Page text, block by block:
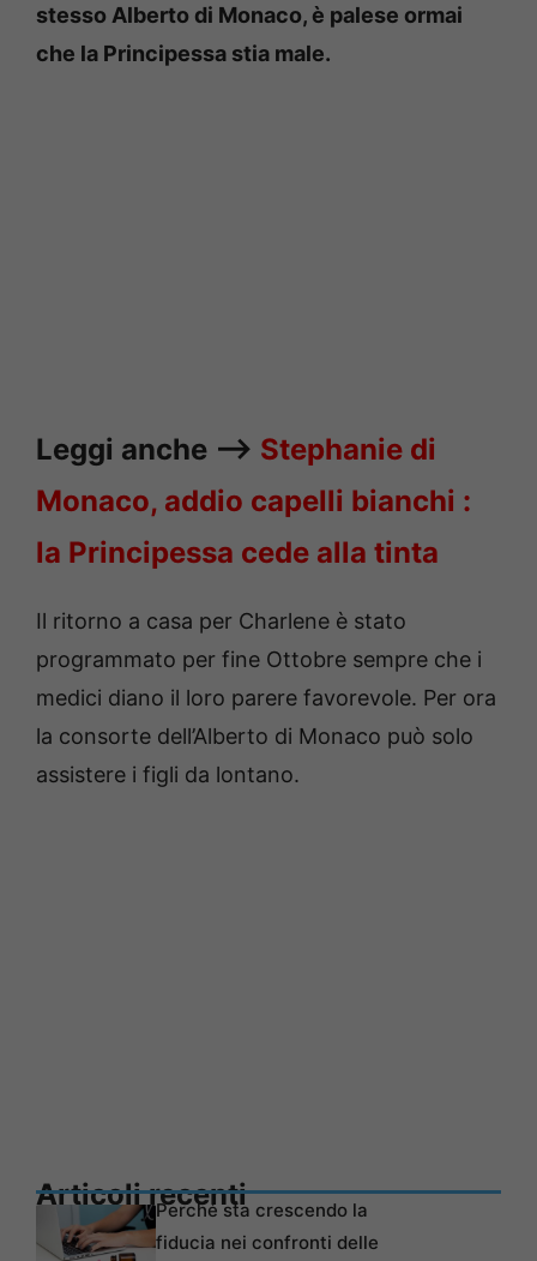
stesso Alberto di Monaco, è palese ormai
che la Principessa stia male.
Leggi anche —-> Stephanie di
Monaco, addio capelli bianchi :
la Principessa cede alla tinta
Il ritorno a casa per Charlene è stato
programmato per fine Ottobre sempre che i
medici diano il loro parere favorevole. Per ora
la consorte dell’Alberto di Monaco può solo
assistere i figli da lontano.
Articoli recentiPerché sta crescendo la
fiducia nei confronti delle